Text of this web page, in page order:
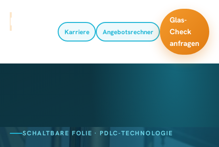
MADVERTS
Karriere Angebotsrechner
Glas-
Check
anfragen
SCHALTBARE FOLIE · PDLC-TECHNOLOGIE